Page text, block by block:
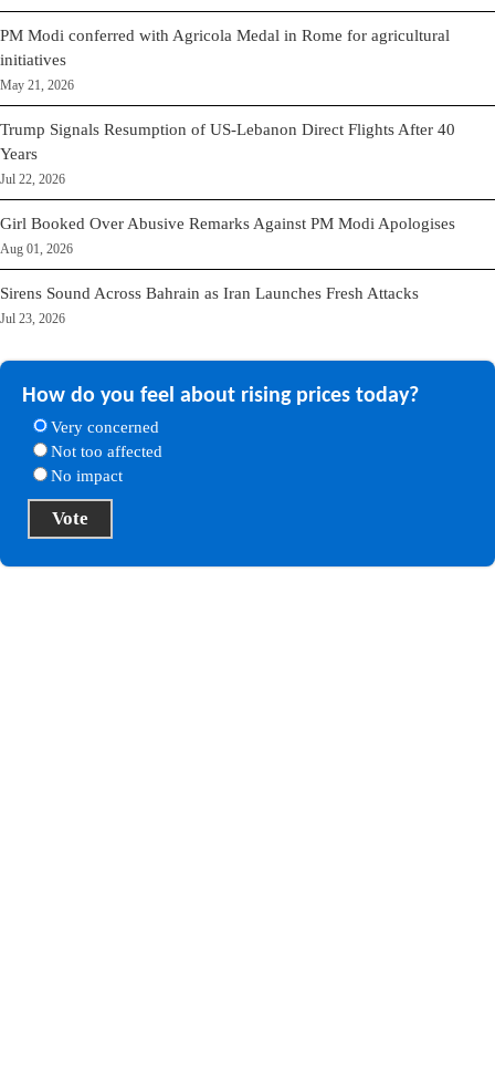
PM Modi conferred with Agricola Medal in Rome for agricultural
initiatives
May 21, 2026
Trump Signals Resumption of US-Lebanon Direct Flights After 40
Years
Jul 22, 2026
Girl Booked Over Abusive Remarks Against PM Modi Apologises
Aug 01, 2026
Sirens Sound Across Bahrain as Iran Launches Fresh Attacks
Jul 23, 2026
How do you feel about rising prices today?
Very concerned
Not too affected
No impact